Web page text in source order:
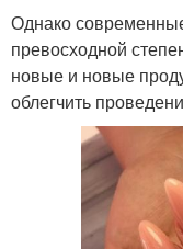
Однако
превосходной
новые и новые
облегчить